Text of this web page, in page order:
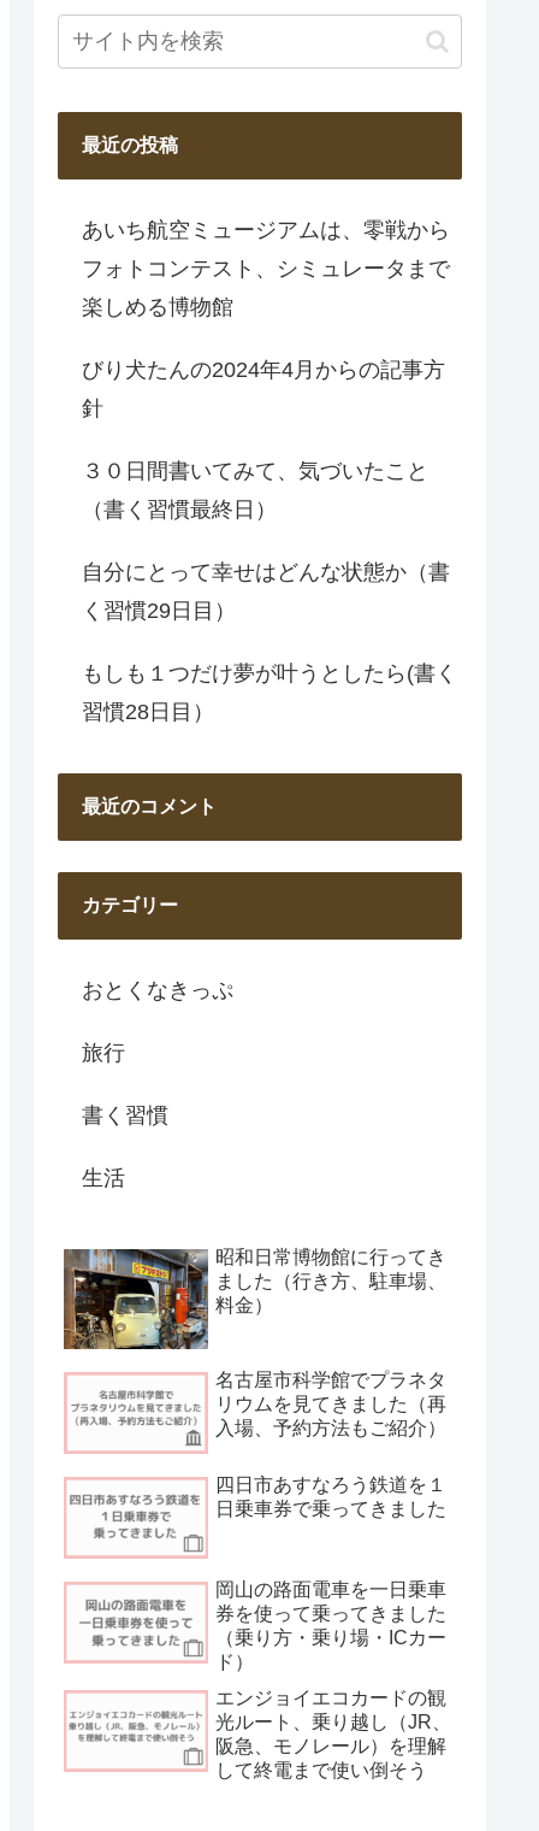
最近の投稿
あいち航空ミュージアムは、零戦から
フォトコンテスト、シミュレータまで
楽しめる博物館
びり犬たんの2024年4月からの記事方
針
３０日間書いてみて、気づいたこと
（書く習慣最終日）
自分にとって幸せはどんな状態か（書
く習慣29日目）
もしも１つだけ夢が叶うとしたら(書く
習慣28日目）
最近のコメント
カテゴリー
おとくなきっぷ
旅行
書く習慣
生活
昭和日常博物館に行ってき
ました（行き方、駐車場、
料金）
名古屋市科学館でプラネタ
リウムを見てきました（再
入場、予約方法もご紹介）
四日市あすなろう鉄道を１
日乗車券で乗ってきました
岡山の路面電車を一日乗車
券を使って乗ってきました
（乗り方・乗り場・ICカー
ド）
エンジョイエコカードの観
光ルート、乗り越し（JR、
阪急、モノレール）を理解
して終電まで使い倒そう